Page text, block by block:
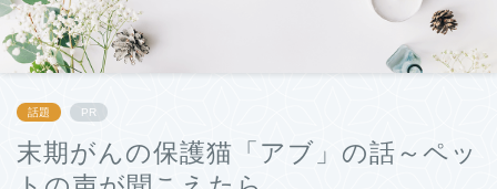
話題 PR
末期がんの保護猫「アブ」の話～ペッ